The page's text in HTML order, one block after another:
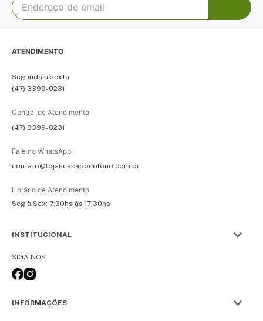
ATENDIMENTO
Segunda a sexta
(47) 3399-0231
Central de Atendimento
(47) 3399-0231
Fale no WhatsApp
contato@lojascasadocolono.com.br
Horário de Atendimento
Seg à Sex: 7:30hs às 17:30hs
INSTITUCIONAL
SIGA-NOS
INFORMAÇÕES